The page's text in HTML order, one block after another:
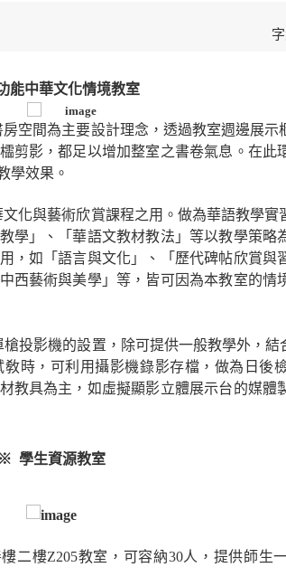
能中華文化情境教室
房空間為主要設計理念，透過教室週邊展
剪影，都足以增加整室之書卷氣息。在此
學效果。
文化與藝術欣賞課程之用。做為華語教學
學」、「華語文教材教法」等以教學策略
，如「語言與文化」、「歷代碑帖欣賞與
西藝術與美學」等，皆可因為本教室的情
投影機的設置，除可提供一般教學外，結
時，可利用攝影機錄影存檔，做為日後
教具為主，如虛擬顯影立體展示台的媒體
※ 學生資源教室
Z205教室，可容納30人，提供師生一